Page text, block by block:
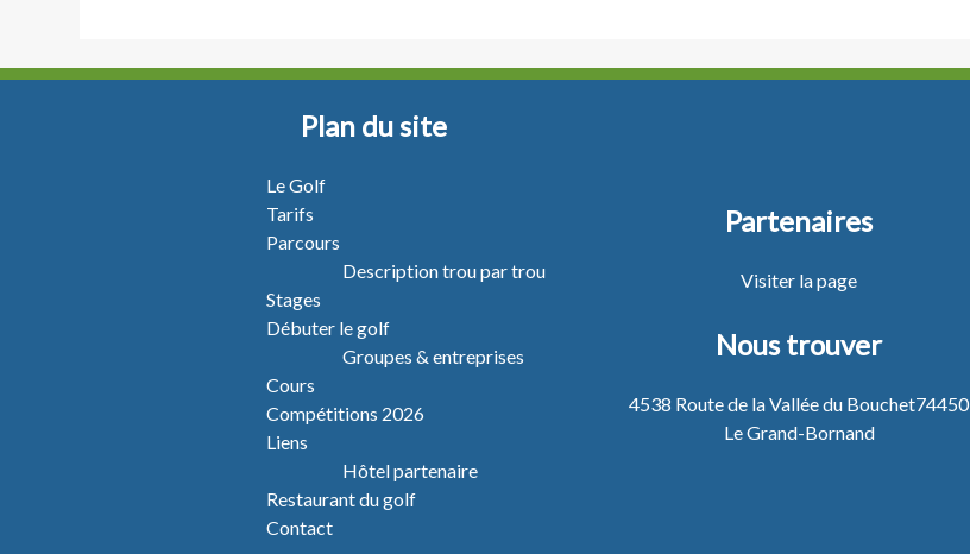
Plan du site
Le Golf
Tarifs
Parcours
Description trou par trou
Stages
Débuter le golf
Groupes & entreprises
Cours
Compétitions 2026
Liens
Hôtel partenaire
Restaurant du golf
Contact
Partenaires
Visiter la page
Nous trouver
4538 Route de la Vallée du Bouchet74450
Le Grand-Bornand